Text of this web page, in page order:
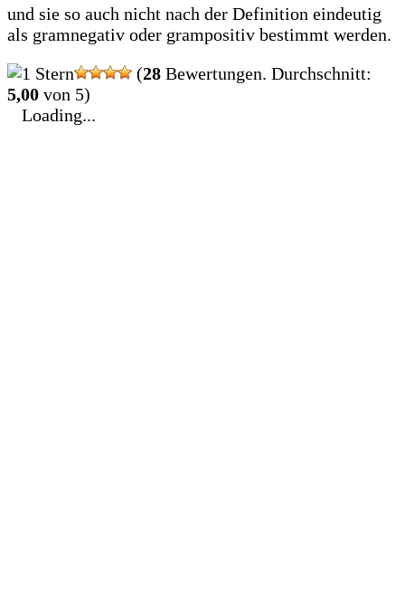
und sie so auch nicht nach der Definition eindeutig
als gramnegativ oder grampositiv bestimmt werden.
(28 Bewertungen. Durchschnitt:
5,00 von 5)
Loading...